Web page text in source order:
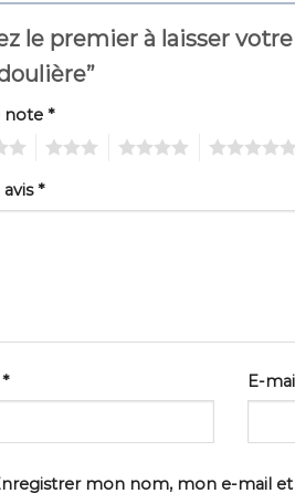
le premier à laisser
note *
*
* E-
mon nom, mon e-mail